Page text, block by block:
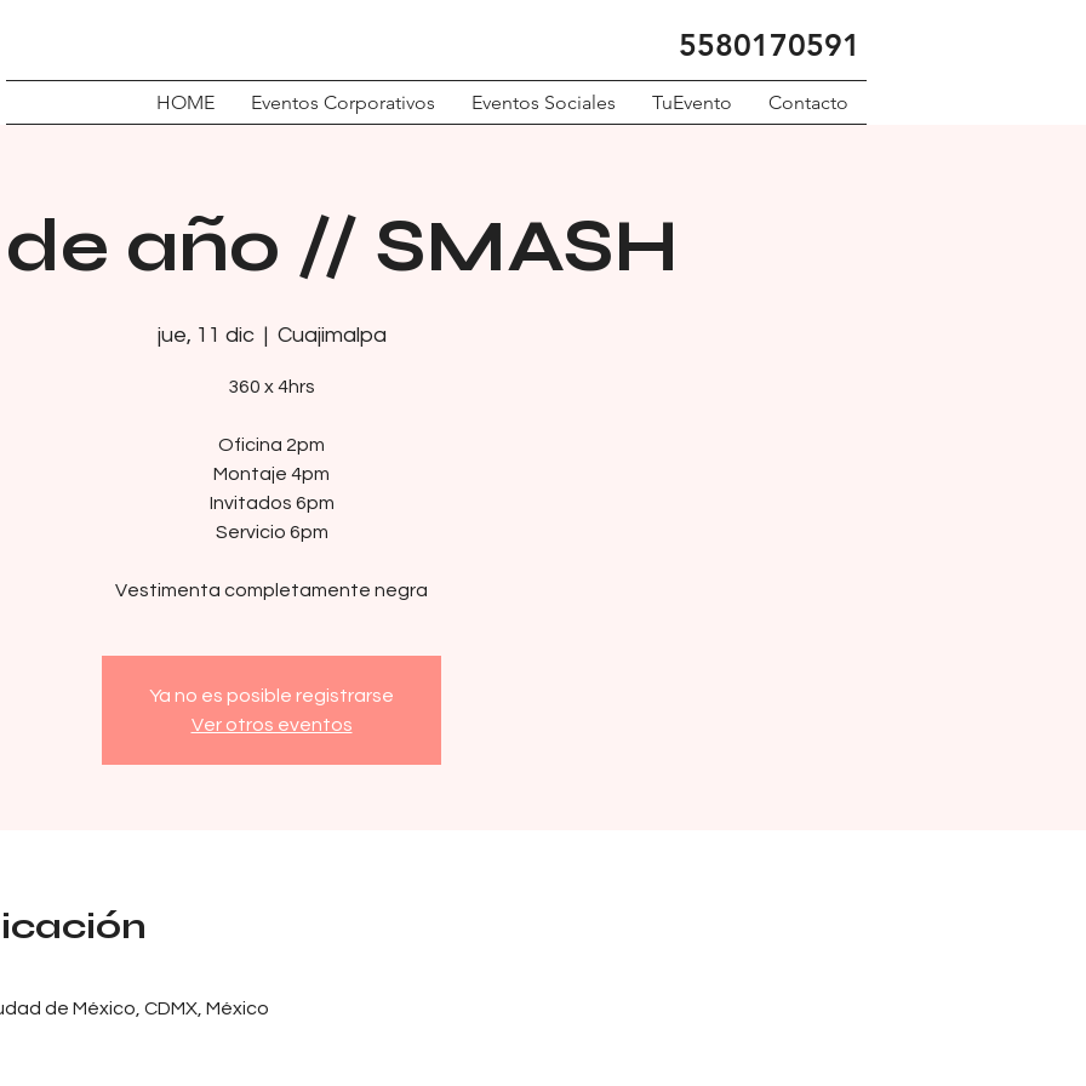
5580170591
HOME Eventos Corporativos Eventos Sociales TuEvento Contacto
año // SMASH
jue, 11 dic
  |
Cuajimalpa
360 x 4hrs
Oficina 2pm
Montaje 4pm
Invitados 6pm
Servicio 6pm
Vestimenta completamente negra
Ya no es posible registrarse
Ver otros eventos
de México, CDMX, México